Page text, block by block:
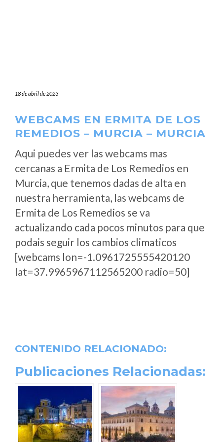
18 de abril de 2023
WEBCAMS EN ERMITA DE LOS
REMEDIOS – MURCIA – MURCIA
Aqui puedes ver las webcams mas
cercanas a Ermita de Los Remedios en
Murcia, que tenemos dadas de alta en
nuestra herramienta, las webcams de
Ermita de Los Remedios se va
actualizando cada pocos minutos para que
podais seguir los cambios climaticos
[webcams lon=-1.0961725555420120
lat=37.9965967112565200 radio=50]
CONTENIDO RELACIONADO:
Publicaciones Relacionadas: